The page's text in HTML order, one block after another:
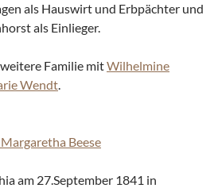
als Hauswirt und Erbpächter und
als Einlieger.
Familie mitWilhelmine
Wendt.
Beese
am 27.September 1841 in